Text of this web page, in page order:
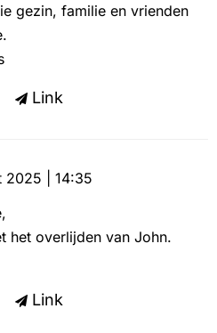
gezin, familie en vrienden
Link
2025 | 14:35
het overlijden van John.
Link